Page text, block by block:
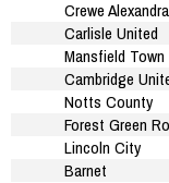
Crewe Alexandra
Carlisle United
Mansfield Town
Cambridge
Notts County
Forest Green
Lincoln City
Barnet